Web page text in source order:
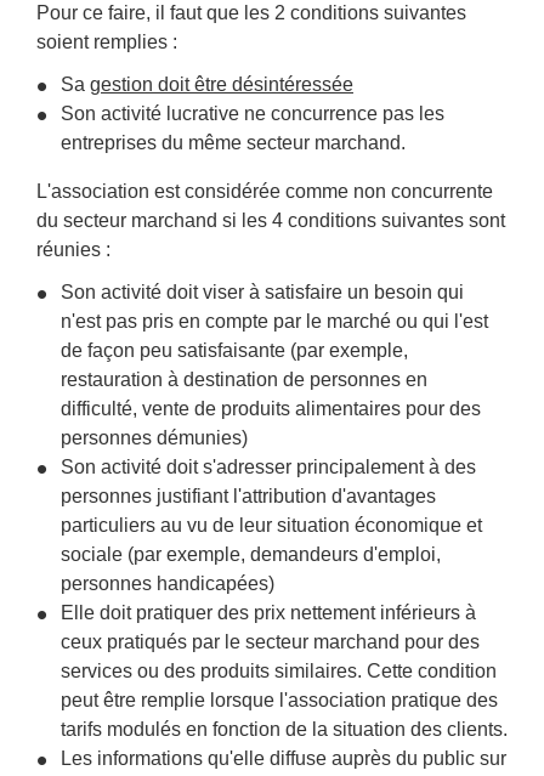
Pour ce faire, il faut que les 2 conditions suivantes
soient remplies :
Sa gestion doit être désintéressée
Son activité lucrative ne concurrence pas les
entreprises du même secteur marchand.
L'association est considérée comme non concurrente
du secteur marchand si les 4 conditions suivantes sont
réunies :
Son activité doit viser à satisfaire un besoin qui
n'est pas pris en compte par le marché ou qui l'est
de façon peu satisfaisante (par exemple,
restauration à destination de personnes en
difficulté, vente de produits alimentaires pour des
personnes démunies)
Son activité doit s'adresser principalement à des
personnes justifiant l'attribution d'avantages
particuliers au vu de leur situation économique et
sociale (par exemple, demandeurs d'emploi,
personnes handicapées)
Elle doit pratiquer des prix nettement inférieurs à
ceux pratiqués par le secteur marchand pour des
services ou des produits similaires. Cette condition
peut être remplie lorsque l'association pratique des
tarifs modulés en fonction de la situation des clients.
Les informations qu'elle diffuse auprès du public sur